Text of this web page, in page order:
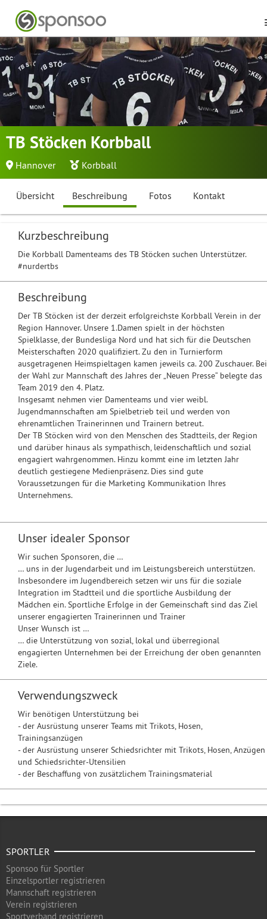
TB Stöcken Korbball
Hannover Korbball
Übersicht Beschreibung Fotos Kontakt
Kurzbeschreibung
Die Korbball Damenteams des TB Stöcken suchen Unterstützer.
#nurdertbs
Beschreibung
Der TB Stöcken ist der derzeit erfolgreichste Korbball Verein in der
Region Hannover. Unsere 1.Damen spielt in der höchsten
Spielklasse, der Bundesliga Nord und hat sich für die Deutschen
Meisterschaften 2020 qualifiziert. Zu den in Turnierform
ausgetragenen Heimspieltagen kamen jeweils ca. 200 Zuschauer. Bei
der Wahl zur Mannschaft des Jahres der „Neuen Presse“ belegte das
Team 2019 den 4. Platz.
Insgesamt nehmen vier Damenteams und vier weibl.
Jugendmannschaften am Spielbetrieb teil und werden von
ehrenamtlichen Trainerinnen und Trainern betreut.
Der TB Stöcken wird von den Menschen des Stadtteils, der Region
und darüber hinaus als sympathisch, leidenschaftlich und sozial
engagiert wahrgenommen. Hinzu kommt eine im letzten Jahr
deutlich gestiegene Medienpräsenz. Dies sind gute
Voraussetzungen für die Marketing Kommunikation Ihres
Unternehmens.
Unser idealer Sponsor
Wir suchen Sponsoren, die …
… uns in der Jugendarbeit und im Leistungsbereich unterstützen.
Insbesondere im Jugendbereich setzen wir uns für die soziale
Integration im Stadtteil und die sportliche Ausbildung der
Mädchen ein. Sportliche Erfolge in der Gemeinschaft sind das Ziel
unserer engagierten Trainerinnen und Trainer
Unser Wunsch ist …
… die Unterstützung von sozial, lokal und überregional
engagierten Unternehmen bei der Erreichung der oben genannten
Ziele.
Verwendungszweck
Wir benötigen Unterstützung bei
- der Ausrüstung unserer Teams mit Trikots, Hosen,
Trainingsanzügen
- der Ausrüstung unserer Schiedsrichter mit Trikots, Hosen, Anzügen
und Schiedsrichter-Utensilien
- der Beschaffung von zusätzlichem Trainingsmaterial
SPORTLER
Sponsoo für Sportler
Einzelsportler registrieren
Mannschaft registrieren
Verein registrieren
Sportverband registrieren